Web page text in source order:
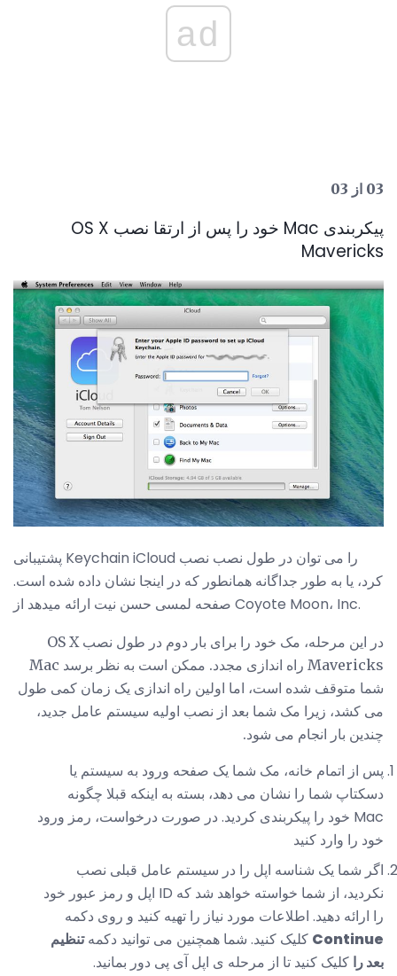
ad
03 از 03
پیکربندی Mac خود را پس از ارتقا نصب OS X
Mavericks
پشتیبانی Keychain iCloud را می توان در طول نصب نصب
کرد، یا به طور جداگانه همانطور که در اینجا نشان داده شده است.
صفحه لمسی حسن نیت ارائه میدهد از Coyote Moon، Inc.
در این مرحله، مک خود را برای بار دوم در طول نصب OS X
Mavericks راه اندازی مجدد. ممکن است به نظر برسد Mac
شما متوقف شده است، اما اولین راه اندازی یک زمان کمی طول
می کشد، زیرا مک شما بعد از نصب اولیه سیستم عامل جدید،
چندین بار انجام می شود.
پس از اتمام خانه، مک شما یک صفحه ورود به سیستم یا
دسکتاپ شما را نشان می دهد، بسته به اینکه قبلا چگونه
Mac خود را پیکربندی کردید. در صورت درخواست، رمز ورود
خود را وارد کنید
اگر شما یک شناسه اپل را در سیستم عامل قبلی نصب
نکردید، از شما خواسته خواهد شد که ID اپل و رمز عبور خود
را ارائه دهید. اطلاعات مورد نیاز را تهیه کنید و روی دکمه
Continue کلیک کنید. شما همچنین می توانید دکمهتنظیم
بعد را کلیک کنید تا از مرحله ی اپل آی پی دور بمانید.